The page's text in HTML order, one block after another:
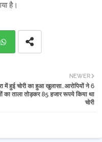
है।
NEWER
में हुई चोरी का हुआ खुलासा..आरोपियों ने 6
का ताला तोड़कर 85 हजार रूपये किया था
चोरी